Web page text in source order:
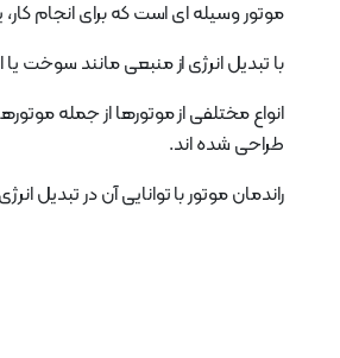
موتور وسیله ای است که برای انجام
با تبدیل انرژی از منبعی مانند سوخت
انواع مختلفی از موتورها از جمله
طراحی شده اند.
راندمان موتور با توانایی آن در تبدیل